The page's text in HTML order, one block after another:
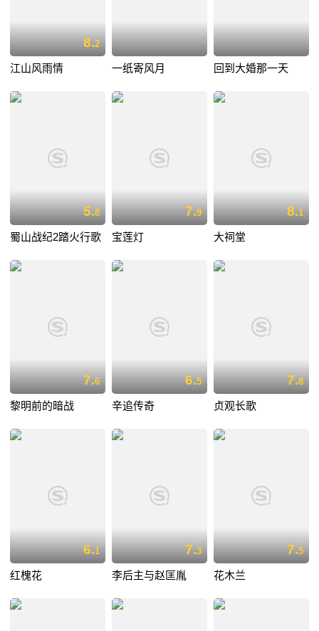
8.2
江山风雨情 一纸寄风月 回到大婚那一天
5.8
蜀山战纪2踏火行歌
7.9
宝莲灯
8.1
大祠堂
7.6
黎明前的暗战
6.5
辛追传奇
7.8
贞观长歌
6.1
红槐花
7.3
李后主与赵匡胤
7.5
花木兰